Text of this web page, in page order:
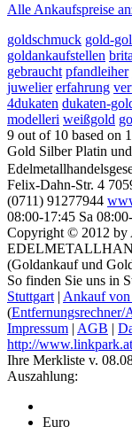
Alle Ankaufspreise
goldschmuck gold-
goldankaufstellen
gebraucht pfandleiher
juwelier erfahrung
4dukaten dukaten-
modelleri weißgold
9 out of 10 based on
Gold Silber Platin
Felix-Dahn-Str. 4
(0711) 91277944
08:00-17:45 Sa
Copyright © 2012
(Goldankauf und
So finden Sie uns in
Stuttgart | Ankauf
(Entfernungsrechner/
Impressum | AGB |
http://www.linkpark.at
Ihre Merkliste v.
Auszahlung:
Euro